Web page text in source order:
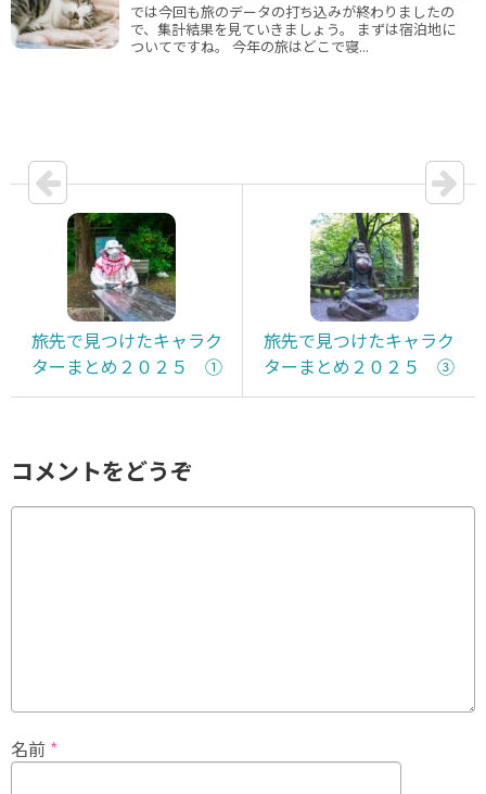
では今回も旅のデータの打ち込みが終わりましたの
で、集計結果を見ていきましょう。 まずは宿泊地に
ついてですね。 今年の旅はどこで寝...
旅先で見つけたキャラク
ターまとめ２０２５ ①
旅先で見つけたキャラク
ターまとめ２０２５ ③
コメントをどうぞ
名前 *